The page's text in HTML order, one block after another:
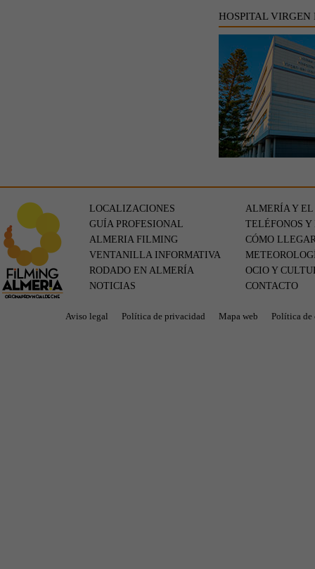
HOSPITAL VIRGEN
LOCALIZACIONES
GUÍA PROFESIONAL
ALMERIA FILMING
VENTANILLA INFORMATIVA
RODADO EN ALMERÍA
NOTICIAS
ALMERÍA Y EL
TELÉFONOS Y
CÓMO
OCIO Y
CONTACTO
Aviso legal Política de privacidad Mapa web Política de